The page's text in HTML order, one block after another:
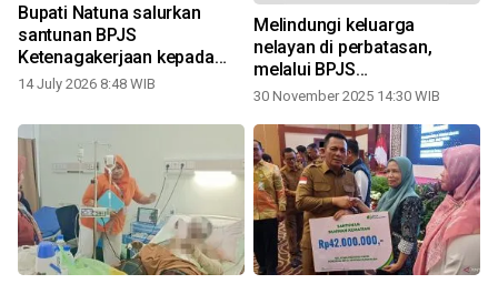
Bupati Natuna salurkan
santunan BPJS
Ketenagakerjaan kepada
petani
14 July 2026 8:48 WIB
Melindungi keluarga
nelayan di perbatasan,
melalui BPJS
Ketenagakerjaan
30 November 2025 14:30 WIB